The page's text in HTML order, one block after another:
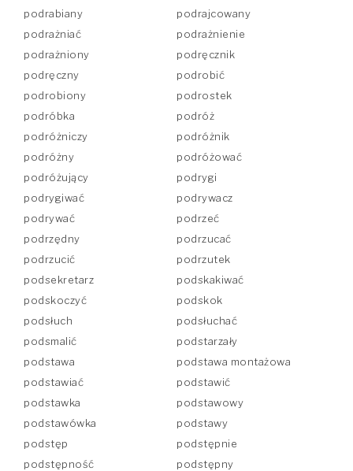
podrabiany
podrajcowany
podrażniać
podrażnienie
podrażniony
podręcznik
podręczny
podrobić
podrobiony
podrostek
podróbka
podróż
podróżniczy
podróżnik
podróżny
podróżować
podróżujący
podrygi
podrygiwać
podrywacz
podrywać
podrzeć
podrzędny
podrzucać
podrzucić
podrzutek
podsekretarz
podskakiwać
podskoczyć
podskok
podsłuch
podsłuchać
podsmalić
podstarzały
podstawa
podstawa montażowa
podstawiać
podstawić
podstawka
podstawowy
podstawówka
podstawy
podstęp
podstępnie
podstępność
podstępny